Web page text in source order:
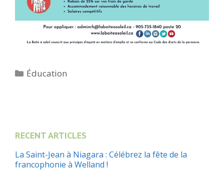
Catégories
Éducation
RECENT ARTICLES
La Saint-Jean à Niagara : Célébrez la fête de la
francophonie à Welland !